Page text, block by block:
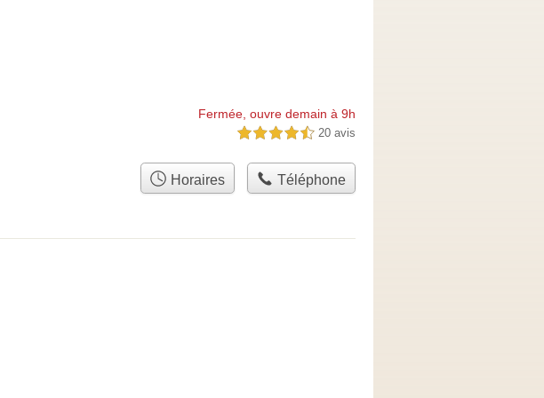
Fermée, ouvre demain à 9h
4,5 étoiles sur 5 20 avis
Horaires Téléphone